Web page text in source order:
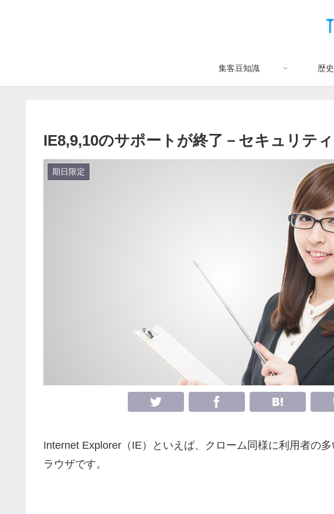
集客豆知識 歴
IE8,9,10のサポートが終了－セキュリティ
期日限定
Internet Explorer（IE）といえば、クローム同様に利用者の
ラウザです。